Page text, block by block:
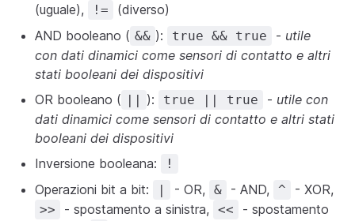
(uguale), !=
(diverso)
AND booleano ( && ): true && true - utile
con dati dinamici come sensori di contatto e altri
stati booleani dei dispositivi
OR booleano ( || ): true || true - utile con
dati dinamici come sensori di contatto e altri stati
booleani dei dispositivi
Inversione booleana:
!
Operazioni bit a bit: | - OR, & - AND, ^ - XOR,
>> - spostamento a sinistra, <<
- spostamento